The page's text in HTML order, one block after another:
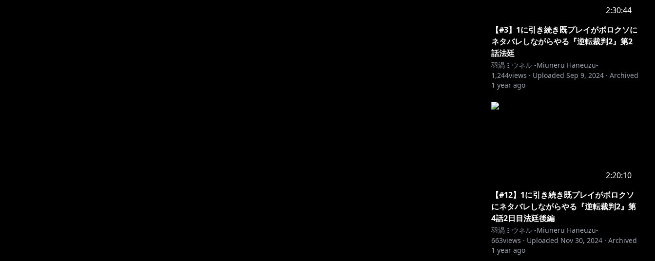
2:30:44
【#3】1に引き続き既プレイがボロクソに
ネタバレしながらやる『逆転裁判2』第2
話法廷
羽渦ミウネル -Miuneru Haneuzu-
1,244views · Uploaded Sep 9, 2024 · Archived
1 year ago
2:20:10
【#12】1に引き続き既プレイがボロクソ
にネタバレしながらやる『逆転裁判2』第
4話2日目法廷後編
羽渦ミウネル -Miuneru Haneuzu-
663views · Uploaded Nov 30, 2024 · Archived
1 year ago